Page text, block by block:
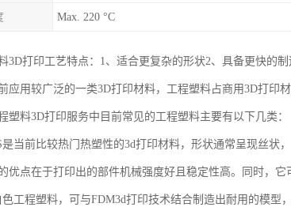
Max. 220 °C
3D打印工艺特点：1、适合更复杂的形状2、具备更快的
应用较广泛的一类3D打印材料，工程塑料占商用3D打印
塑料3D打印服务中目前常见的工程塑料主要有以下几类：
是当前比较热门热塑性的3d打印材料，形状通常呈现丝状
优点在于打印出的部件机械强度好且稳定性高。同时，
色工程塑料，可与FDM3d打印技术结合制造出耐用的模型